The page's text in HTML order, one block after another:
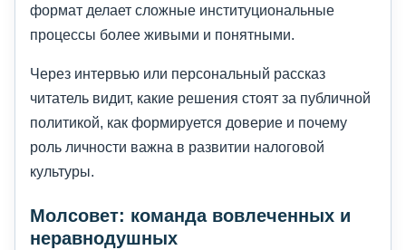
формат делает сложные институциональные
процессы более живыми и понятными.
Через интервью или персональный рассказ
читатель видит, какие решения стоят за публичной
политикой, как формируется доверие и почему
роль личности важна в развитии налоговой
культуры.
Молсовет: команда вовлеченных и
неравнодушных